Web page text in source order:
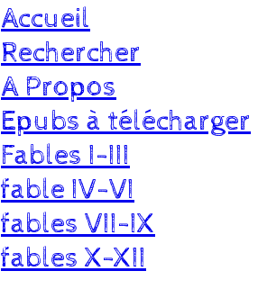
Accueil
Rechercher
A Propos
Epubs à télécharger
Fables I-III
fable IV-VI
fables VII-IX
fables X-XII